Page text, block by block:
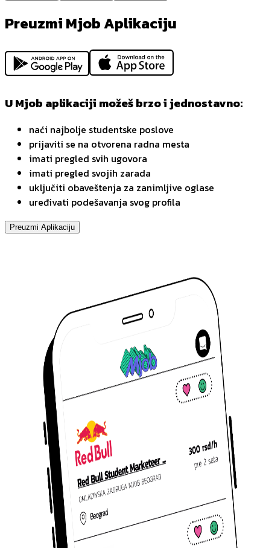
Preuzmi Mjob Aplikaciju
U Mjob aplikaciji možeš brzo i jednostavno:
naći najbolje studentske poslove
prijaviti se na otvorena radna mesta
imati pregled svih ugovora
imati pregled svojih zarada
uključiti obaveštenja za zanimljive oglase
uređivati podešavanja svog profila
Preuzmi Aplikaciju